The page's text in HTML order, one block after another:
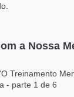
a Nossa
Treinamento
- parte 1 de 6